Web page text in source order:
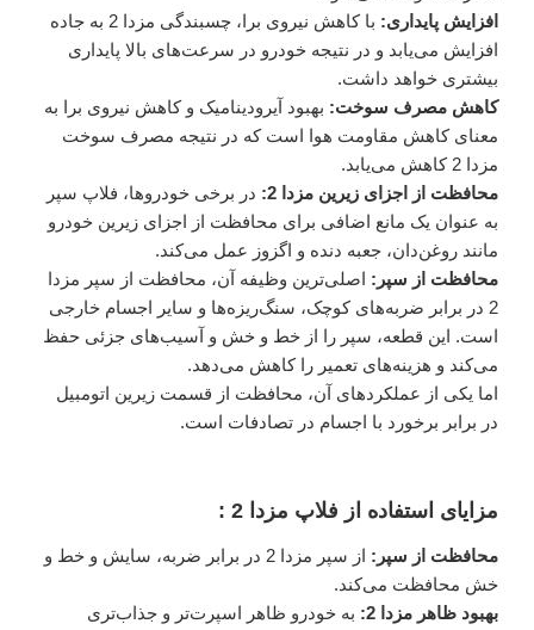
افزایش پایداری:
با کاهش نیروی برا، چسبندگی مزدا 2 به جاده
افزایش می‌یابد و در نتیجه خودرو در سرعت‌های بالا پایداری
بیشتری خواهد داشت.
کاهش مصرف سوخت: بهبود آیرودینامیک و کاهش نیروی برا به
معنای کاهش مقاومت هوا است که در نتیجه مصرف سوخت
مزدا 2 کاهش می‌یابد.
محافظت از اجزای زیرین مزدا 2:
در برخی خودروها، فلاپ سپر
به عنوان یک مانع اضافی برای محافظت از اجزای زیرین خودرو
مانند روغن‌دان، جعبه دنده و اگزوز عمل می‌کند.
محافظت از سپر: اصلی‌ترین وظیفه آن، محافظت از سپر مزدا
2 در برابر ضربه‌های کوچک، سنگ‌ریزه‌ها و سایر اجسام خارجی
است. این قطعه، سپر را از خط و خش و آسیب‌های جزئی حفظ
می‌کند و هزینه‌های تعمیر را کاهش می‌دهد.
اما یکی از عملکردهای آن، محافظت از قسمت زیرین اتومبیل
در برابر برخورد با اجسام در تصادفات است.
مزایای استفاده از فلاپ مزدا 2 :
محافظت از سپر:
از سپر مزدا 2 در برابر ضربه، سایش و خط و
خش محافظت می‌کند.
بهبود ظاهر مزدا 2:
به خودرو ظاهر اسپرت‌تر و جذاب‌تری